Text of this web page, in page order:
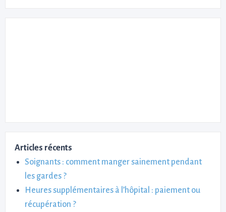
Articles récents
Soignants : comment manger sainement pendant
les gardes ?
Heures supplémentaires à l’hôpital : paiement ou
récupération ?